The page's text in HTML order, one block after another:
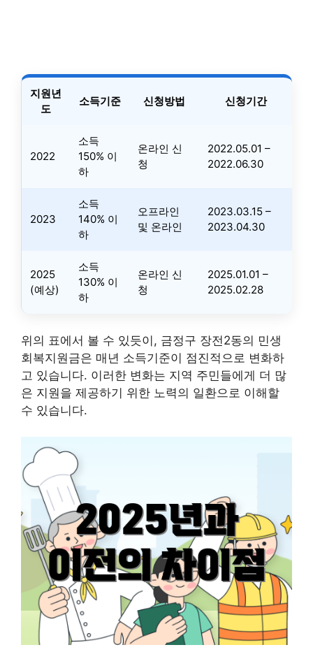
지원년
도
소득기준 신청방법 신청기간
2022
소득
150% 이
하
온라인 신
청
2022.05.01 –
2022.06.30
2023
소득
140% 이
하
오프라인
및 온라인
2023.03.15 –
2023.04.30
2025
(예상)
소득
130% 이
하
온라인 신
청
2025.01.01 –
2025.02.28
위의 표에서 볼 수 있듯이, 금정구 장전2동의 민생
회복지원금은 매년 소득기준이 점진적으로 변화하
고 있습니다. 이러한 변화는 지역 주민들에게 더 많
은 지원을 제공하기 위한 노력의 일환으로 이해할
수 있습니다.